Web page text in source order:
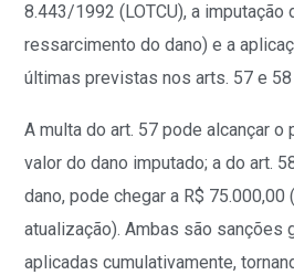
8.443/1992 (LOTCU), a
ressarcimento do dano) e a
últimas previstas nos arts. 57 e 58
A multa do art. 57 pode alcançar o
valor do dano imputado; a do art.
dano, pode chegar a R$ 75.000,00
atualização). Ambas são sanções
aplicadas cumulativamente,